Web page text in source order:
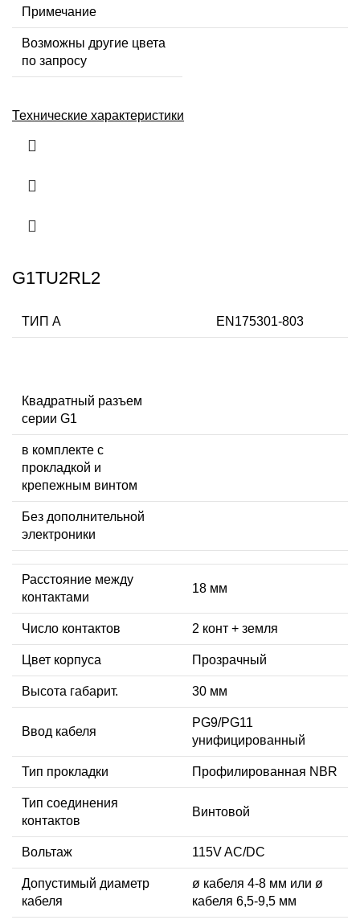
Примечание
Возможны другие цвета
по запросу
Технические характеристики
G1TU2RL2
ТИП А EN175301-803
Квадратный разъем
серии G1
в комплекте с
прокладкой и
крепежным винтом
Без дополнительной
электроники
Расстояние между
контактами
18 мм
Число контактов 2 конт + земля
Цвет корпуса Прозрачный
Высота габарит. 30 мм
Ввод кабеля
PG9/PG11
унифицированный
Тип прокладки Профилированная NBR
Тип соединения
контактов
Винтовой
Вольтаж 115V AC/DC
Допустимый диаметр
кабеля
ø кабеля 4-8 мм или ø
кабеля 6,5-9,5 мм